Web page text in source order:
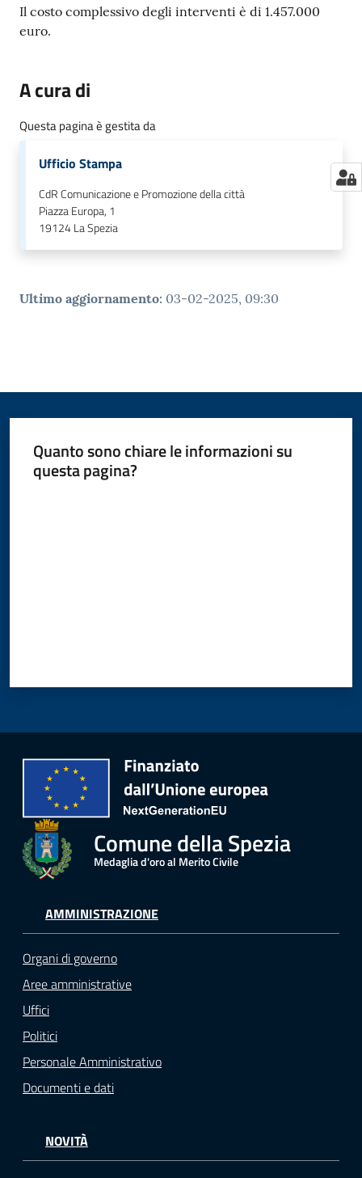
Il costo complessivo degli interventi è di 1.457.000
euro.
A cura di
Questa pagina è gestita da
Ufficio Stampa
CdR Comunicazione e Promozione della città
Piazza Europa, 1
19124La Spezia
Ultimo aggiornamento: 03-02-2025, 09:30
Quanto sono chiare le informazioni su
questa pagina?
Comune della Spezia
Medaglia d'oro al Merito Civile
AMMINISTRAZIONE
Organi di governo
Aree amministrative
Uffici
Politici
Personale Amministrativo
Documenti e dati
NOVITÀ